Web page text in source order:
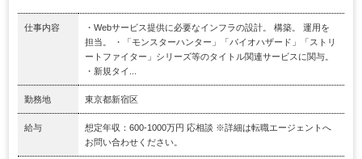
仕事内容
・Webサービス提供に必要なインフラの設計。 構築。 運用を
担当。 ・「モンスターハンター」「バイオハザード」「ストリ
ートファイター」シリーズ等のタイトル関連サービスに関与。
・新規タイ...
勤務地 東京都新宿区
給与
想定年収：600-1000万円 応相談 ※詳細は転職エージェントへ
お問い合わせください。